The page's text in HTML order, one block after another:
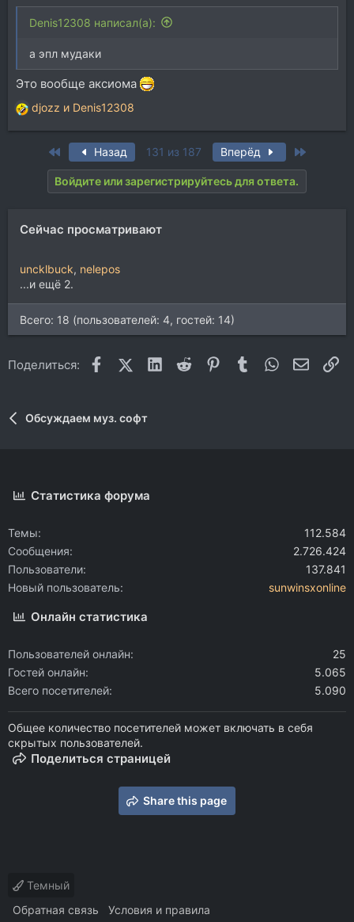
Denis12308 написал(а):
а эпл мудаки
Это вообще аксиома
Р
е
djozz и Denis12308
First Назад 131 из 187 Вперёд
Войдите или зарегистрируйтесь для ответа.
Сейчас просматривают
uncklbuck nelepos
...и ещё 2.
Всего: 18 (пользователей: 4, гостей: 14)
Поделиться: FacebookX (Twitter)
LinkedIn
Reddit Pinterest
Tumblr WhatsApp
Обсуждаем муз. софт
Статистика форума
Темы
112.584
Сообщения
2.726.424
Пользователи
137.841
Новый пользователь
sunwinsxonline
Онлайн статистика
Пользователей онлайн
25
Гостей онлайн
5.065
Всего посетителей
5.090
Общее количество посетителей может включать в себя
скрытых пользователей.
Поделиться страницей
Share this page
Темный
Обратная связь
Условия и правила